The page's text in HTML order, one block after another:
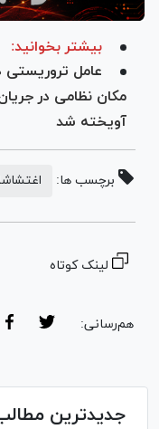
بیشتر بخوانید:
عامل
مکان نظامی در
آویخته شد
برچسب ها: اغتشاشات
لینک کوتاه
هم‌رسانی:
جدیدترین